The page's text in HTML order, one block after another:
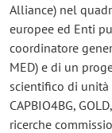
Alliance) nel
europee ed Enti
coordinatore
MED) e di un
scientifico di unità
CAPBIO4BG,
ricerche